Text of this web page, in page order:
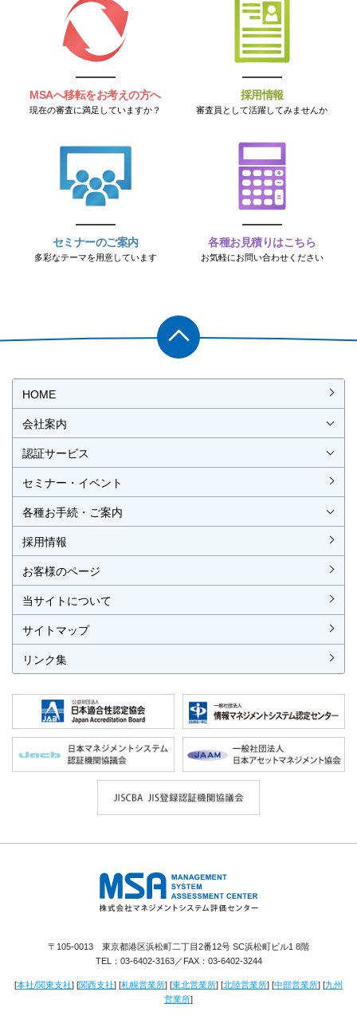
MSAへ移転をお考えの方へ
現在の審査に満足していますか？
採用情報
審査員として活躍してみませんか
セミナーのご案内
多彩なテーマを用意しています
各種お見積りはこちら
お気軽にお問い合わせください
HOME
会社案内
認証サービス
ISO認証（マネジメントシステム）
ISO 9001 （品質）
ISO 14001（環境）
ISO 55001（アセット）
ISO 45001（労働安全衛生）
ISO 27001（情報セキュリティ）
MSAの審査認証
ISOとは？
JIS製品認証
JIS製品認証の手続き
認証リスト
セミナー・イベント
各種お手続・ご案内
採用情報
お客様のページ
当サイトについて
サイトマップ
リンク集
〒105-0013 東京都港区浜松町二丁目2番12号 SC浜松町ビル1 8階
TEL： 03-6402-3163／FAX：03-6402-3244
[本社/関東支社] [関西支社] [札幌営業所] [東北営業所] [北陸営業所] [中部営業所] [九州
営業所]